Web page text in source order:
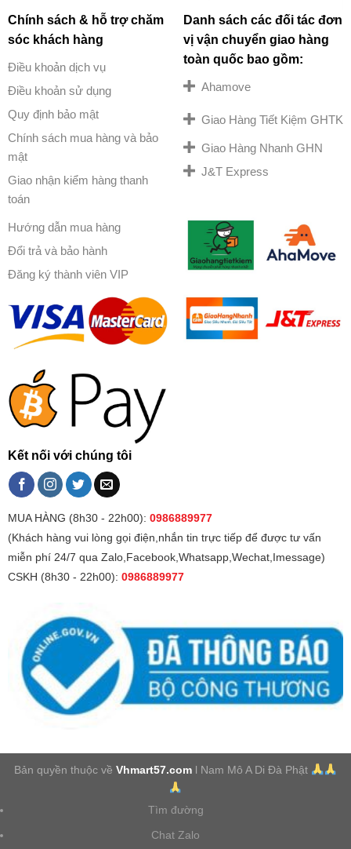
Chính sách & hỗ trợ chăm
sóc khách hàng
Điều khoản dịch vụ
Điều khoản sử dụng
Quy định bảo mật
Chính sách mua hàng và bảo
mật
Giao nhận kiểm hàng thanh
toán
Hướng dẫn mua hàng
Đổi trả và bảo hành
Đăng ký thành viên VIP
Danh sách các đối tác đơn
vị vận chuyển giao hàng
toàn quốc bao gồm:
Ahamove
Giao Hàng Tiết Kiệm GHTK
Giao Hàng Nhanh GHN
J&T Express
Kết nối với chúng tôi
MUA HÀNG (8h30 - 22h00): 0986889977
(Khách hàng vui lòng gọi điện,nhắn tin trực tiếp để được tư vấn
miễn phí 24/7 qua Zalo,Facebook,Whatsapp,Wechat,Imessage)
CSKH (8h30 - 22h00): 0986889977
Bản quyền thuộc vềVhmart57.com l Nam Mô A Di Đà Phật
Tìm đường
Chat Zalo